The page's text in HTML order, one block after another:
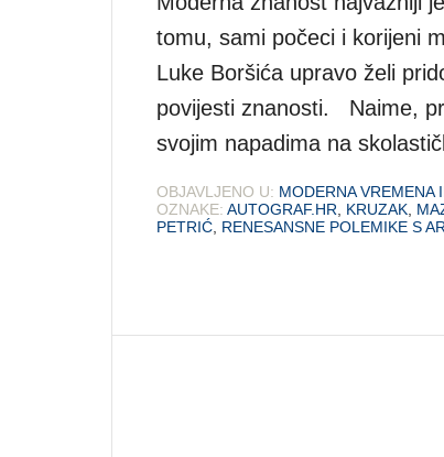
tomu, sami počeci i korijeni
Luke Boršića upravo želi
povijesti znanosti. Naime,
svojim napadima na
OBJAVLJENO U: MODERNA VREMENA
OZNAKE: AUTOGRAF.HR KRUZAK
PETRIĆ RENESANSNE POLEMIKE S